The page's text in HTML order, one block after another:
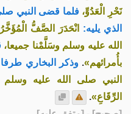
نَحْرِ الْعَدُوِّ، فلما قضى النبي
الذي يليه: انْحَدَرَ الصَّفُّ
الله عليه وسلم وسَلَّمْنا جميعا،
بأُمرائهم». وذكر البخاري
النبي صلى الله عليه
الرِّقَاعِ».